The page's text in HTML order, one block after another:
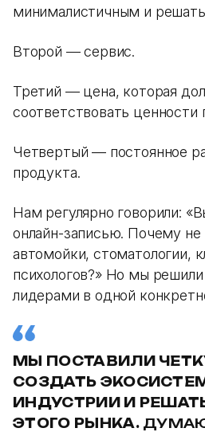
минималистичным и
Второй — сервис.
Третий — цена, которая
соответствовать ценности
Четвертый — постоянное
продукта.
Нам регулярно говорили:
онлайн-записью. Почему
автомойки, стоматологии,
психологов?» Но мы решили
лидерами в одной
МЫ ПОСТАВИЛИ
СОЗДАТЬ
ИНДУСТРИИ И
ЭТОГО РЫНКА.